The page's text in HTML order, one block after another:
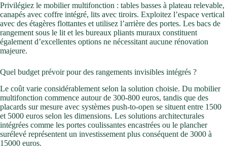
Privilégiez le mobilier multifonction : tables basses à plateau relevable,
canapés avec coffre intégré, lits avec tiroirs. Exploitez l’espace vertical
avec des étagères flottantes et utilisez l’arrière des portes. Les bacs de
rangement sous le lit et les bureaux pliants muraux constituent
également d’excellentes options ne nécessitant aucune rénovation
majeure.
Quel budget prévoir pour des rangements invisibles intégrés ?
Le coût varie considérablement selon la solution choisie. Du mobilier
multifonction commence autour de 300-800 euros, tandis que des
placards sur mesure avec systèmes push-to-open se situent entre 1500
et 5000 euros selon les dimensions. Les solutions architecturales
intégrées comme les portes coulissantes encastrées ou le plancher
surélevé représentent un investissement plus conséquent de 3000 à
15000 euros.